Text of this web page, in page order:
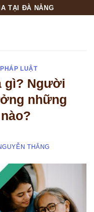
TẠI ĐÀ NẴNG
LUẬT
gì? Người
những
THẮNG